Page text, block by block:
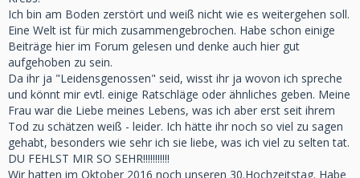
Ich bin am Boden zerstört und weiß nicht wie es weitergehen soll.
Eine Welt ist für mich zusammengebrochen. Habe schon einige
Beiträge hier im Forum gelesen und denke auch hier gut
aufgehoben zu sein.
Da ihr ja "Leidensgenossen" seid, wisst ihr ja wovon ich spreche
und könnt mir evtl. einige Ratschläge oder ähnliches geben. Meine
Frau war die Liebe meines Lebens, was ich aber erst seit ihrem
Tod zu schätzen weiß - leider. Ich hätte ihr noch so viel zu sagen
gehabt, besonders wie sehr ich sie liebe, was ich viel zu selten tat.
DU FEHLST MIR SO SEHR!!!!!!!!!!!
Wir hatten im Oktober 2016 noch unseren 30.Hochzeitstag. Habe